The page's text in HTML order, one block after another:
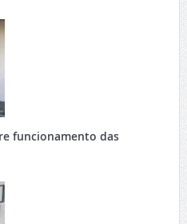
funcionamento das